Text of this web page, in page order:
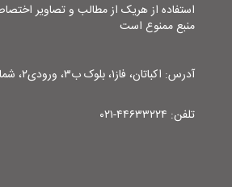
منبع ممنوع است
آدرس: اکباتان، فاز۱، بلوک ب۳، ورودی۲، شماره ۴۳
تلفن: ۴۴۶۳۳۲۲۴-۰۲۱